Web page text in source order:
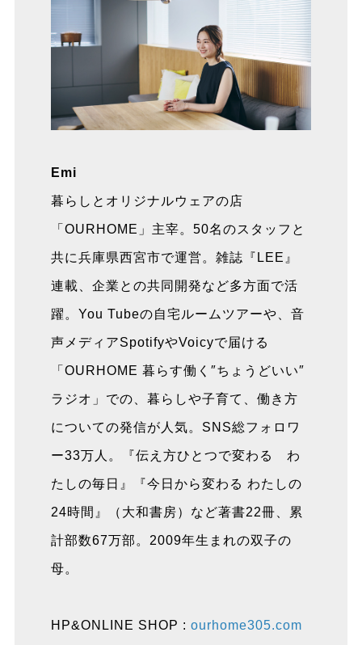
Emi
暮らしとオリジナルウェアの店
「OURHOME」主宰。50名のスタッフと
共に兵庫県西宮市で運営。雑誌『LEE』
連載、企業との共同開発など多方面で活
躍。You Tubeの自宅ルームツアーや、音
声メディアSpotifyやVoicyで届ける
「OURHOME 暮らす働く″ちょうどいい″
ラジオ」での、暮らしや子育て、働き方
についての発信が人気。SNS総フォロワ
ー33万人。『伝え方ひとつで変わる わ
たしの毎日』『今日から変わる わたしの
24時間』（大和書房）など著書22冊、累
計部数67万部。2009年生まれの双子の
母。
HP&ONLINE SHOP : ourhome305.com